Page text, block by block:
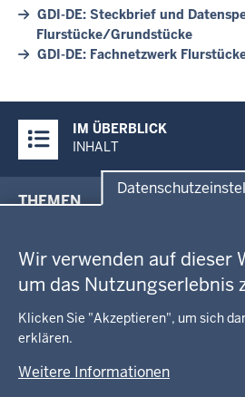
Wir verwenden auf dieser
um das Nutzungserlebnis
Klicken Sie "Akzeptieren", um sich
erklären.
Weitere Informationen
GDI-DE: Steckbrief und
Flurstücke/Grundstücke
GDI-DE: Fachnetzwerk
Inhalte
IM ÜBERBLICK
INHALT
in
Fußzeile
THEMEN
Gesundheit und Soziales
Kommunales, Planung, Bauen und
Ordnung und Sicherheit
Schule und Bildung
Wirtschaft und Kultur
GEOBASIS NRW
Ausbildung und Karriere
Geodaten-Anwendungen
Neues
Produkte und Dienste
Amtsblatt
Behördenleitung